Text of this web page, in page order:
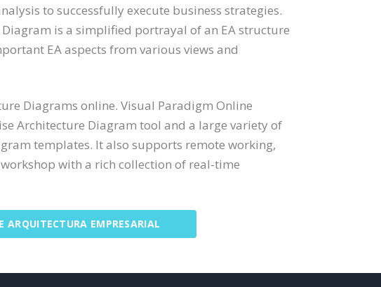
to successfully execute business strategies.
is a simplified portrayal of an EA structure
EA aspects from various views and
Diagrams online. Visual Paradigm Online
Architecture Diagram tool and a large variety of
templates. It also supports remote working,
with a rich collection of real-time
ARQUITECTURA EMPRESARIAL